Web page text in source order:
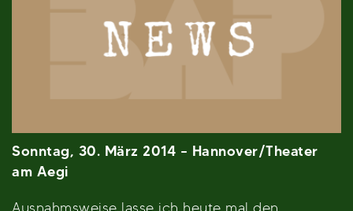
Sonntag, 30. März 2014 – Hannover/Theater
am Aegi
Ausnahmsweise lasse ich heute mal den